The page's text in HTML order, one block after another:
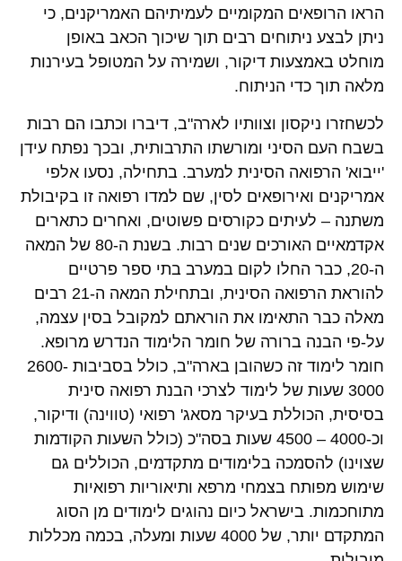
הראו הרופאים המקומיים לעמיתיהם האמריקנים, כי
ניתן לבצע ניתוחים רבים תוך שיכוך הכאב באופן
מוחלט באמצעות דיקור, ושמירה על המטופל בעירנות
מלאה תוך כדי הניתוח.
לכשחזרו ניקסון וצוותיו לארה"ב, דיברו וכתבו הם רבות
בשבח העם הסיני ומורשתו התרבותית, ובכך נפתח עידן
'ייבוא' הרפואה הסינית למערב. בתחילה, נסעו אלפי
אמריקנים ואירופאים לסין, שם למדו רפואה זו בקיבולת
משתנה – לעיתים כקורסים פשוטים, ואחרים כתארים
אקדמאיים האורכים שנים רבות. בשנת ה-80 של המאה
ה-20, כבר החלו לקום במערב בתי ספר פרטיים
להוראת הרפואה הסינית, ובתחילת המאה ה-21 רבים
מאלה כבר התאימו את הוראתם למקובל בסין עצמה,
על-פי הבנה ברורה של חומר הלימוד הנדרש מרופא.
חומר לימוד זה כשהובן בארה"ב, כולל בסביבות 2600-
3000 שעות של לימוד לצרכי הבנת רפואה סינית
בסיסית, הכוללת בעיקר מסאג' רפואי (טווינה) ודיקור,
וכ-4000 – 4500 שעות בסה"כ (כולל השעות הקודמות
שצוינו) להסמכה בלימודים מתקדמים, הכוללים גם
שימוש מפותח בצמחי מרפא ותיאוריות רפואיות
מתוחכמות. בישראל כיום נהוגים לימודים מן הסוג
המתקדם יותר, של 4000 שעות ומעלה, בכמה מכללות